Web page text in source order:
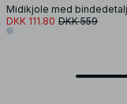
DKK 111.80 DKK 559